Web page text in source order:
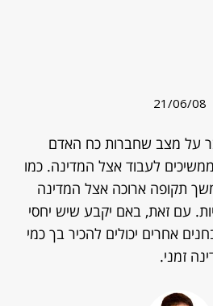
21/06/08
על מצב שחברות כח האדם
לעבוד אצל המדינה. כמו
תקופה ארוכה אצל המדינה
עם זאת, באם יקבע שיש יחסי
אחרים יכולים להכיר בך כמי
זמני.